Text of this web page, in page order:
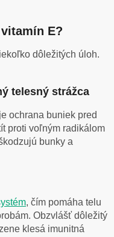
E?
dôležitých úloh.
telesný strážca
ochrana buniek pred
proti voľným radikálom
bunky a
, čím pomáha telu
Obzvlášť dôležitý
klesá imunitná